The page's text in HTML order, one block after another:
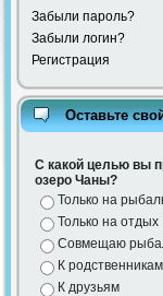
Забыли пароль?
Забыли логин?
Регистрация
Оставьте
С какой целью вы
озеро Чаны?
Только на
Только на отдых
Совмещаю
К родственникам
К друзьям